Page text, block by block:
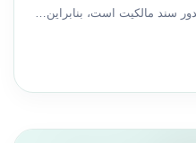
سند مالکیت است، بنابراین…